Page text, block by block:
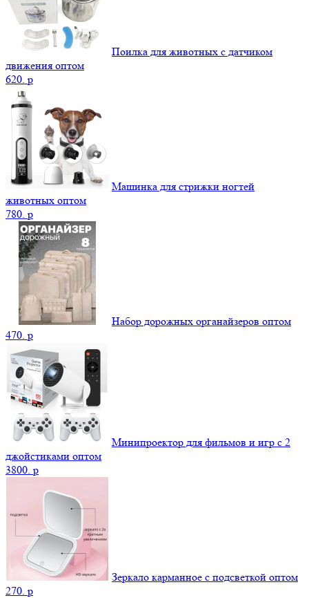
Поилка для животных с датчиком
движения оптом
620. p
Машинка для стрижки ногтей
животных оптом
780. p
Набор дорожных органайзеров оптом
470. p
Минипроектор для фильмов и игр с 2
джойстиками оптом
3800. p
Зеркало карманное с подсветкой оптом
270. p